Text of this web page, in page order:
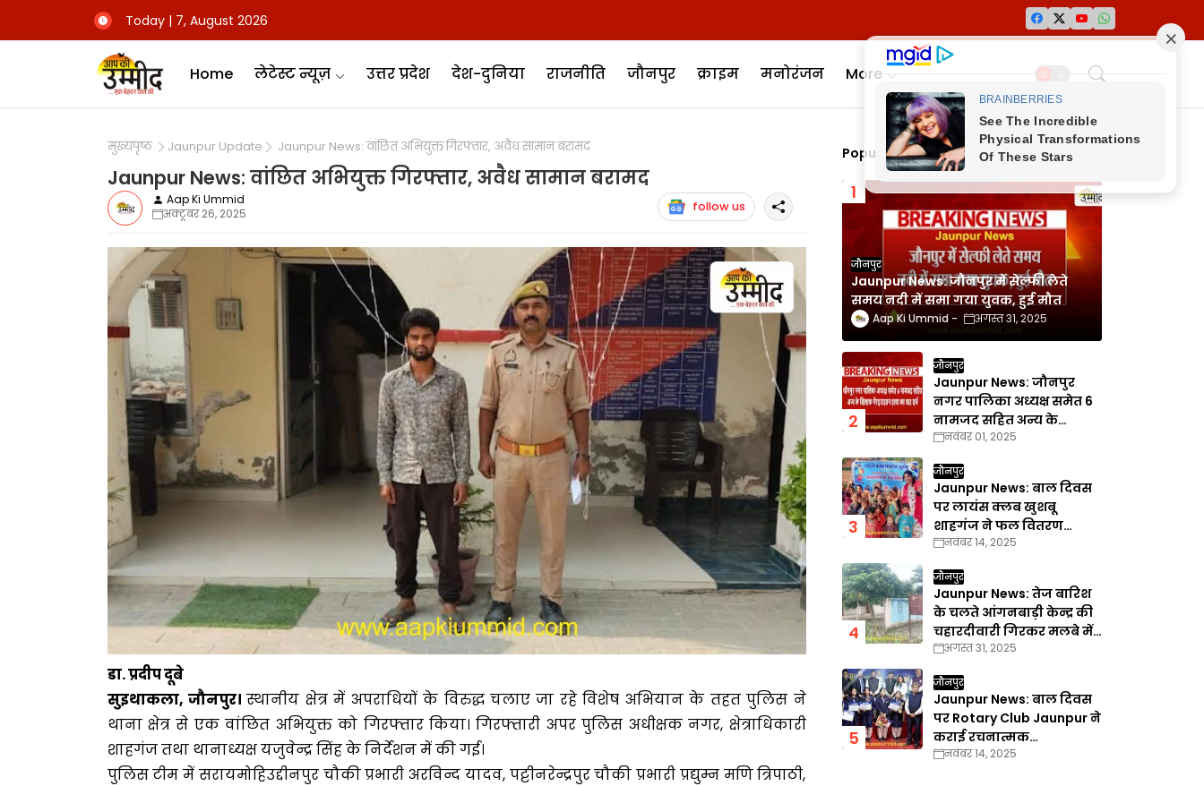
Today | 7, August 2026
Home लेटेस्ट न्यूज़ उत्तर प्रदेश देश-दुनिया राजनीति जौनपुर क्राइम मनोरंजन More
मुख्यपृष्ठ Jaunpur Update Jaunpur News: वांछित अभियुक्त गिरफ्तार, अवैध सामान बरामद
Jaunpur News: वांछित अभियुक्त गिरफ्तार, अवैध सामान बरामद
Aap Ki Ummid
अक्टूबर 26, 2025
follow us
डा. प्रदीप दूबे
सुइथाकला, जौनपुर।स्थानीय क्षेत्र में अपराधियों के विरुद्ध चलाए जा रहे विशेष अभियान के तहत पुलिस ने
थाना क्षेत्र से एक वांछित अभियुक्त को गिरफ्तार किया। गिरफ्तारी अपर पुलिस अधीक्षक नगर, क्षेत्राधिकारी
शाहगंज तथा थानाध्यक्ष यजुवेन्द्र सिंह के निर्देशन में की गई।
पुलिस टीम में सरायमोहिउद्दीनपुर चौकी प्रभारी अरविन्द यादव, पट्टीनरेन्द्रपुर चौकी प्रभारी प्रद्युम्न मणि त्रिपाठी,
Popular Posts
जौनपुर
Jaunpur News: जौनपुर में सेल्फी लेते
समय नदी में समा गया युवक, हुई मौत
Aap Ki Ummid अगस्त 31, 2025
जौनपुर
Jaunpur News: जौनपुर
नगर पालिका अध्यक्ष समेत 6
नामजद सहित अन्य के
खिलाफ गैरइरादतन हत्या का
नवंबर 01, 2025
जौनपुर
Jaunpur News: बाल दिवस
पर लायंस क्लब खुशबू
शाहगंज ने फल वितरण
कार्यक्रम का किया आयोजन
नवंबर 14, 2025
जौनपुर
Jaunpur News: तेज बारिश
के चलते आंगनबाड़ी केन्द्र की
चहारदीवारी गिरकर मलबे में
तब्दील
अगस्त 31, 2025
जौनपुर
Jaunpur News: बाल दिवस
पर Rotary Club Jaunpur ने
कराई रचनात्मक
प्रतियोगिताएँ
नवंबर 14, 2025